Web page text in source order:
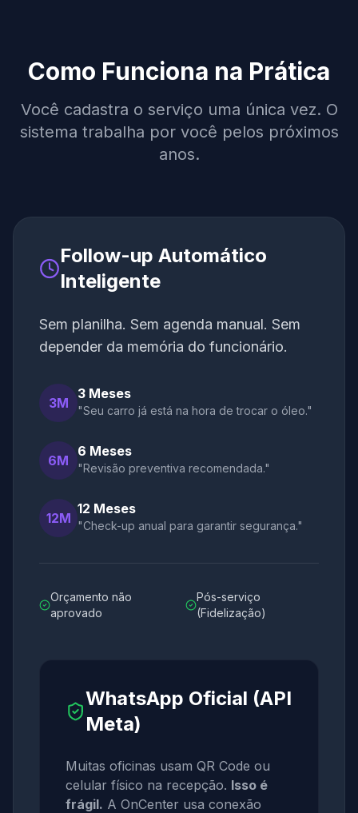
Como Funciona na Prática
Você cadastra o serviço uma única vez. O
sistema trabalha por você pelos próximos
anos.
Follow-up Automático
Inteligente
Sem planilha. Sem agenda manual. Sem
depender da memória do funcionário.
3M
3 Meses
"Seu carro já está na hora de trocar o óleo."
6M
6 Meses
"Revisão preventiva recomendada."
12M
12 Meses
"Check-up anual para garantir segurança."
Orçamento não
aprovado
Pós-serviço
(Fidelização)
WhatsApp Oficial (API
Meta)
Muitas oficinas usam QR Code ou
celular físico na recepção. Isso é
frágil. A OnCenter usa conexão